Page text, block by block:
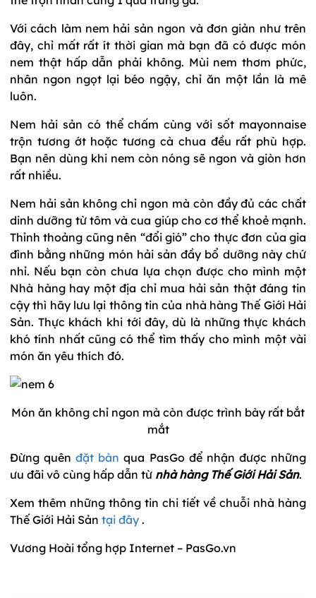
Với cách làm nem hải sản ngon và đơn giản như trên
đây, chỉ mất rất ít thời gian mà bạn đã có được món
nem thật hấp dẫn phải không. Mùi nem thơm phức,
nhân ngon ngọt lại béo ngậy, chỉ ăn một lần là mê
luôn.
Nem hải sản có thể chấm cùng với sốt mayonnaise
trộn tương ớt hoặc tương cà chua đều rất phù hợp.
Bạn nên dùng khi nem còn nóng sẽ ngon và giòn hơn
rất nhiều.
Nem hải sản không chỉ ngon mà còn đầy đủ các chất
dinh dưỡng từ tôm và cua giúp cho cơ thể khoẻ mạnh.
Thỉnh thoảng cũng nên “đổi gió” cho thực đơn của gia
đình bằng những món hải sản đầy bổ dưỡng này chứ
nhỉ. Nếu bạn còn chưa lựa chọn được cho mình một
Nhà hàng hay một địa chỉ mua hải sản thật đáng tin
cậy thì hãy lưu lại thông tin của nhà hàng Thế Giới Hải
Sản. Thực khách khi tới đây, dù là những thực khách
khó tính nhất cũng có thể tìm thấy cho mình một vài
món ăn yêu thích đó.
Món ăn không chỉ ngon mà còn được trình bày rất bắt
mắt
Đừng quênđặt bàn qua PasGo để nhận được những
ưu đãi vô cùng hấp dẫn từ nhà hàng Thế Giới Hải Sản.
Xem thêm những thông tin chi tiết về chuỗi nhà hàng
Thế Giới Hải Sản tại đây .
Vương Hoài tổng hợp Internet – PasGo.vn